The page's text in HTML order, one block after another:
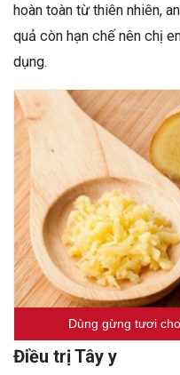
hoàn toàn từ thiên nhiên,
quả còn hạn chế nên chị
dụng.
Dùng gừng tươi
Điều trị Tây y